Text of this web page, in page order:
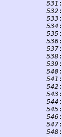
531 :
532 :
533 :
534 :
535 :
536 :
537 :
538 :
539 :
540 :
541 :
542 :
543 :
544 :
545 :
546 :
547 :
548 :